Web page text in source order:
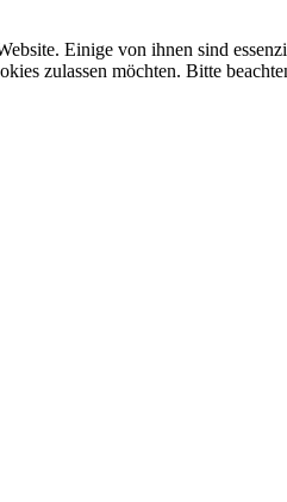
Einige von ihnen sind
zulassen möchten. Bitte